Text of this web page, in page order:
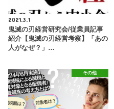
2021.3.1
鬼滅の刃経営研究会/従業員記事
紹介【鬼滅の刃経営考察】「あの
人がなぜ？」…
その他